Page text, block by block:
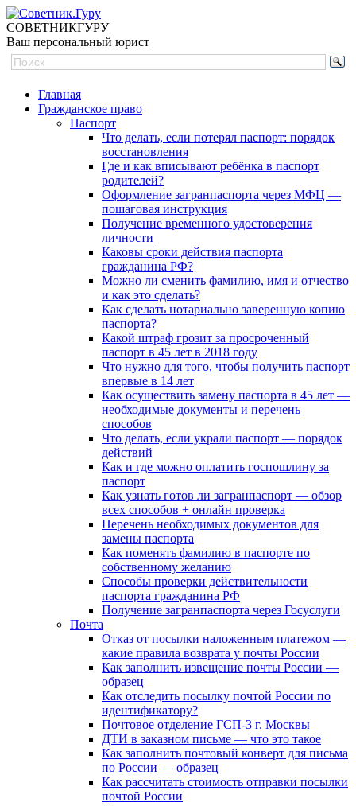
СОВЕТНИКГУРУ
Ваш персональный юрист
Главная
Гражданское право
Паспорт
Что делать, если потерял паспорт: порядок
восстановления
Где и как вписывают ребёнка в паспорт
родителей?
Оформление загранпаспорта через МФЦ —
пошаговая инструкция
Получение временного удостоверения
личности
Каковы сроки действия паспорта
гражданина РФ?
Можно ли сменить фамилию, имя и отчество
и как это сделать?
Как сделать нотариально заверенную копию
паспорта?
Какой штраф грозит за просроченный
паспорт в 45 лет в 2018 году
Что нужно для того, чтобы получить паспорт
впервые в 14 лет
Как осуществить замену паспорта в 45 лет —
необходимые документы и перечень
способов
Что делать, если украли паспорт — порядок
действий
Как и где можно оплатить госпошлину за
паспорт
Как узнать готов ли загранпаспорт — обзор
всех способов + онлайн проверка
Перечень необходимых документов для
замены паспорта
Как поменять фамилию в паспорте по
собственному желанию
Способы проверки действительности
паспорта гражданина РФ
Получение загранпаспорта через Госуслуги
Почта
Отказ от посылки наложенным платежом —
какие правила возврата у почты России
Как заполнить извещение почты России —
образец
Как отследить посылку почтой России по
идентификатору?
Почтовое отделение ГСП-3 г. Москвы
ДТИ в заказном письме — что это такое
Как заполнить почтовый конверт для письма
по России — образец
Как рассчитать стоимость отправки посылки
почтой России